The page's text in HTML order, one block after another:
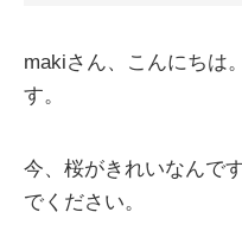
makiさん、こんにちは
す。
今、桜がきれいなんで
でください。